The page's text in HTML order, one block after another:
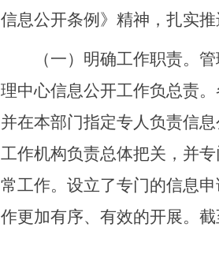
信息公开条例》精神，扎实推
（一）明确工作职责。管
理中心信息公开工作负总责
并在本部门指定专人负责信
工作机构负责总体把关，并
常工作。设立了专门的信息
作更加有序、有效的开展。